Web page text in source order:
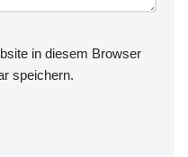
in diesem Browser
speichern.